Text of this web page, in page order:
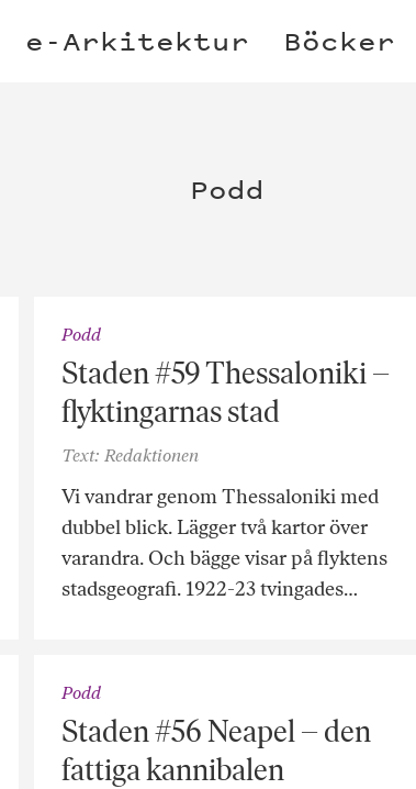
e-Arkitektur Böcker
Podd
Podd
Staden #59 Thessaloniki –
flyktingarnas stad
Text: Redaktionen
Vi vandrar genom Thessaloniki med
dubbel blick. Lägger två kartor över
varandra. Och bägge visar på flyktens
stadsgeografi. 1922-23 tvingades…
Podd
Staden #56 Neapel – den
fattiga kannibalen